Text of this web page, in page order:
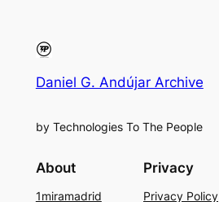
Daniel G. Andújar Archive
by Technologies To The People
About
1miramadrid
Privacy
Privacy Policy